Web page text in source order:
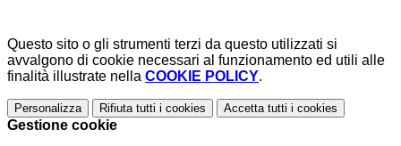
Questo sito o gli strumenti terzi da questo utilizzati si
avvalgono di cookie necessari al funzionamento ed utili alle
finalità illustrate nella COOKIE POLICY.
Personalizza Rifiuta tutti i cookies Accetta tutti i cookies
Gestione cookie